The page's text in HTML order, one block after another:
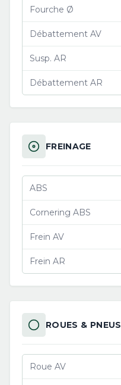
Fourche Ø
Débattement AV
Susp. AR
Débattement AR
FREINAGE
ABS
Cornering ABS
Frein AV
Frein AR
ROUES & PNEUS
Roue AV